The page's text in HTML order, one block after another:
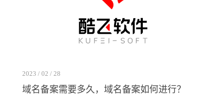
2023 / 02 / 28
域名备案需要多久，域名备案如何进行？